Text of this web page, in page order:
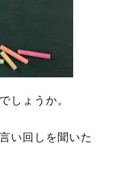
しょうか。
い回しを聞いた